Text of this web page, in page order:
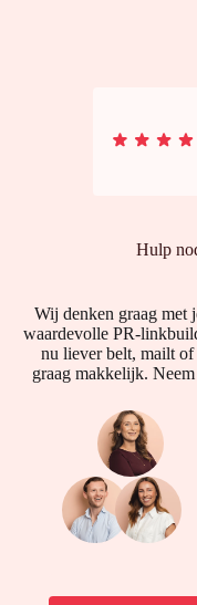
Hulp
Wij denken graag met
waardevolle PR-
nu liever belt, mailt of
graag makkelijk.